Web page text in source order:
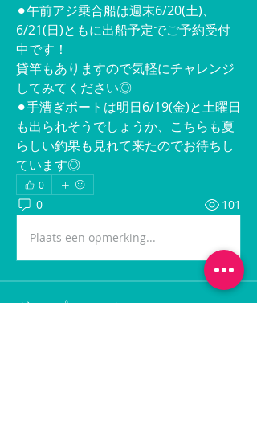
⚫︎午前アジ乗合船は週末6/20(土)、
6/21(日)ともに出船予定でご予約受付
中です！
貸竿もありますので気軽にチャレンジ
してみてください◎
⚫︎手漕ぎボートは明日6/19(金)と土曜日
も出られそうでしょうか、こちらも夏
らしい釣果も見れて来たのでお待ちし
ています◎
0
0 101
Plaats een opmerking...
グループについて